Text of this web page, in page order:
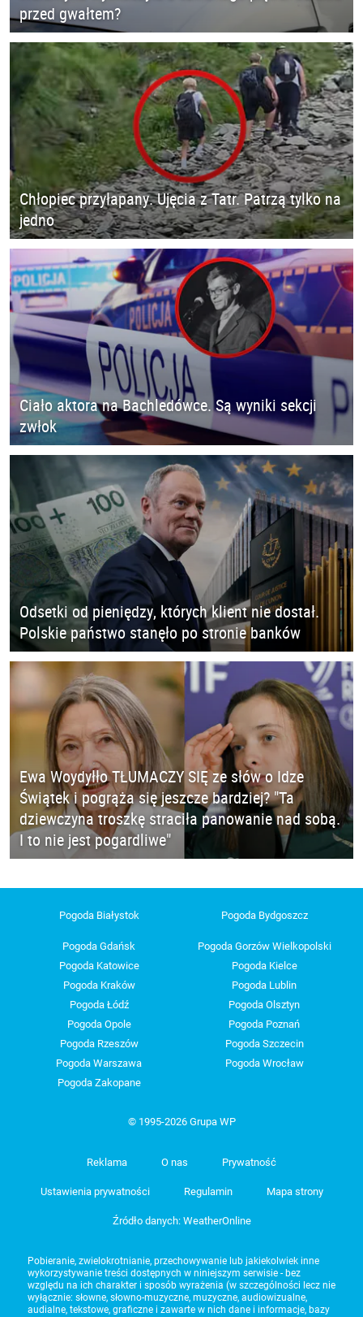
przed gwałtem?
Chłopiec przyłapany. Ujęcia z Tatr. Patrzą tylko na
jedno
Ciało aktora na Bachledówce. Są wyniki sekcji
zwłok
Odsetki od pieniędzy, których klient nie dostał.
Polskie państwo stanęło po stronie banków
Ewa Woydyłło TŁUMACZY SIĘ ze słów o Idze
Świątek i pogrąża się jeszcze bardziej? "Ta
dziewczyna troszkę straciła panowanie nad sobą.
I to nie jest pogardliwe"
Pogoda Białystok Pogoda Bydgoszcz
Pogoda Gdańsk
Pogoda Gorzów Wielkopolski
Pogoda Katowice
Pogoda Kielce
Pogoda Kraków
Pogoda Lublin
Pogoda Łódź
Pogoda Olsztyn
Pogoda Opole
Pogoda Poznań
Pogoda Rzeszów
Pogoda Szczecin
Pogoda Warszawa
Pogoda Wrocław
Pogoda Zakopane
© 1995-2026 Grupa WP
Reklama O nas Prywatność
Ustawienia prywatności Regulamin Mapa strony
Źródło danych: WeatherOnline
Pobieranie, zwielokrotnianie, przechowywanie lub jakiekolwiek inne
wykorzystywanie treści dostępnych w niniejszym serwisie - bez
względu na ich charakter i sposób wyrażenia (w szczególności lecz nie
wyłącznie: słowne, słowno-muzyczne, muzyczne, audiowizualne,
audialne, tekstowe, graficzne i zawarte w nich dane i informacje, bazy